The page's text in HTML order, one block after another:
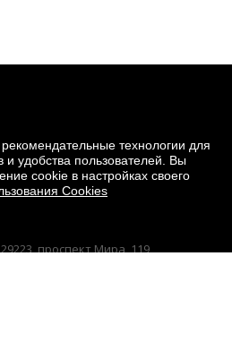
культуры РФ
проспект Мира, 119,
технологии для
и удобства пользователей. Вы
cookie в настройках своего
Cookies